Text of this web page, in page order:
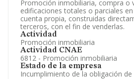
Promoción inmobiliaria, compra o
edificaciones totales o parciales
cuenta propia, construidas
terceros, con el fin de venderlas.
Actividad
Promoción inmobiliaria
Actividad CNAE
6812 - Promoción inmobiliaria
Estado de la empresa
Incumplimiento de la obligación